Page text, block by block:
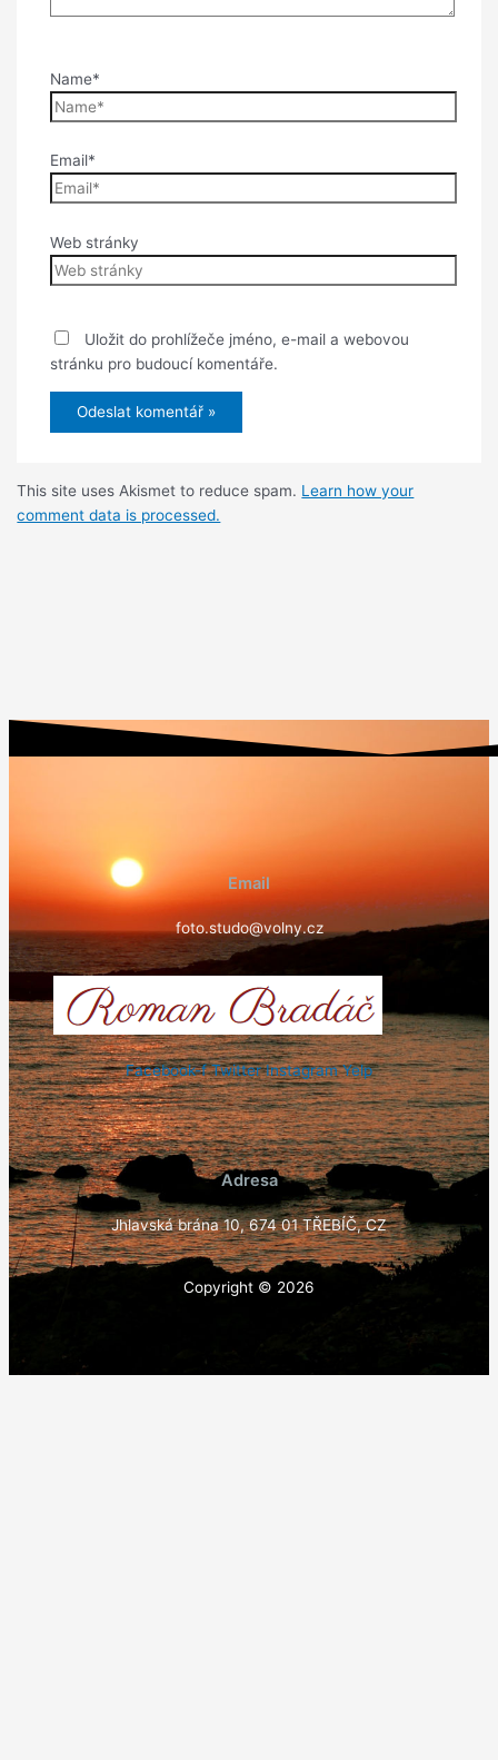
Name*
Email*
Web stránky
Uložit do prohlížeče jméno, e-mail a webovou
stránku pro budoucí komentáře.
This site uses Akismet to reduce spam. Learn how your
comment data is processed.
Email
foto.studo@volny.cz
Facebook-f Twitter Instagram Yelp
Adresa
Jhlavská brána 10, 674 01 TŘEBÍČ, CZ
Copyright © 2026